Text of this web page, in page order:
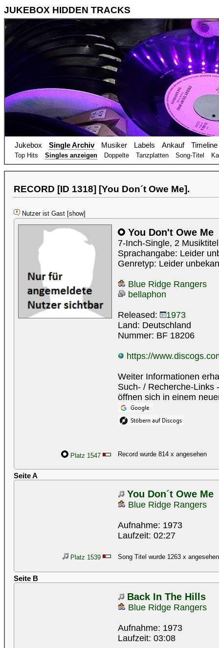
JUKEBOX HIDDEN TRACKS
Jukebox Single Archiv Musiker Labels Ankauf Timeline
Top Hits Singles anzeigen Doppelte Tanzplatten Song-Titel
RECORD [ID 1318] [You Don´t Owe Me].
Nutzer ist Gast [show]
You Don't Owe Me
7-Inch-Single, 2
Sprachangabe: Leider
Genretyp: Leider
Blue Ridge Rangers
bellaphon
Released:
1973
Land: Deutschland
Nummer: BF 18206
https://
Weiter Informationen
Such- / Recherche-Links
öffnen sich in einem
Platz 1547 Record wurde 814 x angesehen
Seite A
You Don´t Owe Me
Blue Ridge Rangers
Aufnahme: 1973
Laufzeit: 02:27
Platz 1539 Song Titel wurde 1263 x angesehen
Seite B
Back In The Hills
Blue Ridge Rangers
Aufnahme: 1973
Laufzeit: 03:08